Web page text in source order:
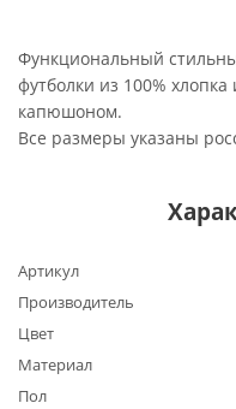
Функциональный
футболки из 100%
капюшоном.
Все размеры указаны
Артикул
Производитель
Цвет
Материал
Пол